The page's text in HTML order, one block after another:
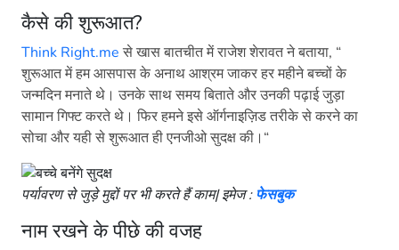
कैसे की शुरूआत?
Think Right.me से खास बातचीत में राजेश शेरावत ने बताया, “
शुरूआत में हम आसपास के अनाथ आश्रम जाकर हर महीने बच्चों के
जन्मदिन मनाते थे। उनके साथ समय बिताते और उनकी पढ़ाई जुड़ा
सामान गिफ्ट करते थे। फिर हमने इसे ऑर्गनाइज़िड तरीके से करने का
सोचा और यही से शुरूआत ही एनजीओ सुदक्ष की।“
पर्यावरण से जुड़े मुद्दों पर भी करते हैं काम| इमेज : फेसबुक
नाम रखने के पीछे की वजह